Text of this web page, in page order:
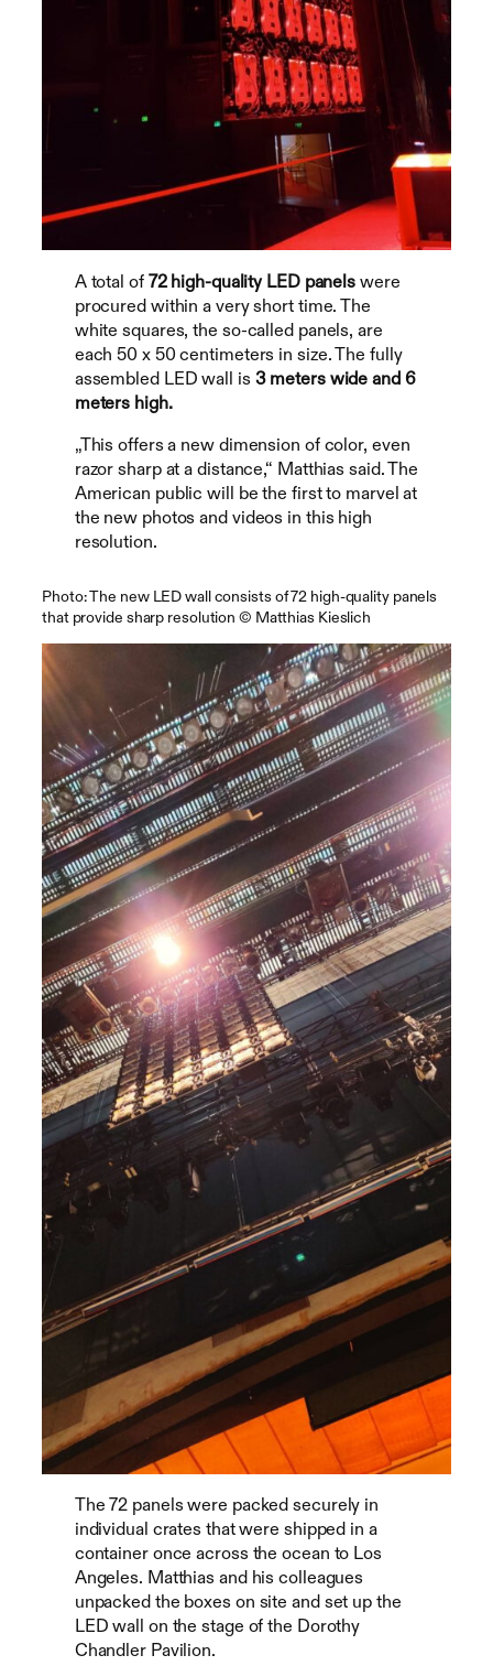
A total of 72 high-quality LED panels were
procured within a very short time. The
white squares, the so-called panels, are
each 50 x 50 centimeters in size. The fully
assembled LED wall is 3 meters wide and 6
meters high.
„This offers a new dimension of color, even
razor sharp at a distance,“ Matthias said. The
American public will be the first to marvel at
the new photos and videos in this high
resolution.
Photo: The new LED wall consists of 72 high-quality panels
that provide sharp resolution © Matthias Kieslich
The 72 panels were packed securely in
individual crates that were shipped in a
container once across the ocean to Los
Angeles. Matthias and his colleagues
unpacked the boxes on site and set up the
LED wall on the stage of the Dorothy
Chandler Pavilion.